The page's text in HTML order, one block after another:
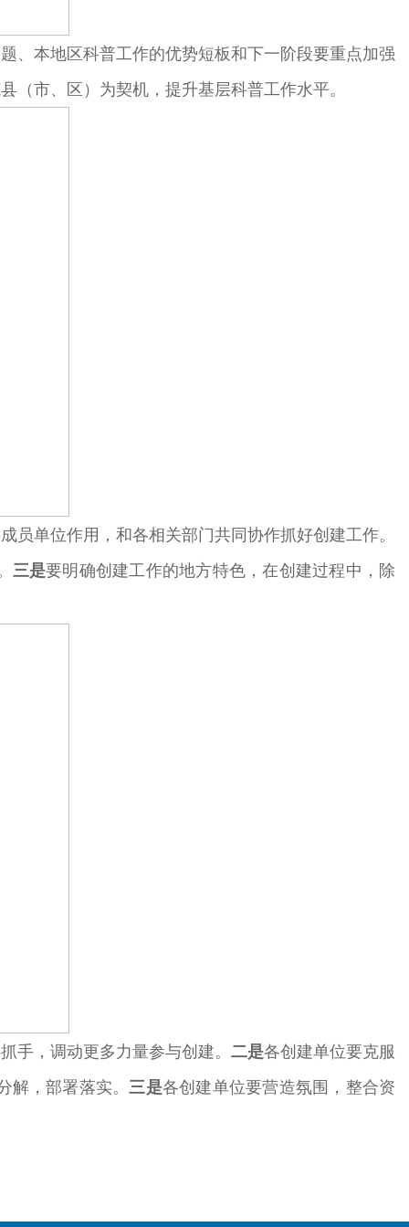
、本地区科普工作的优势短板和下一阶段要重点加强
市、区）为契机，提升基层科普工作水平。
单位作用，和各相关部门共同协作抓好创建工作。
三是要明确创建工作的地方特色，在创建过程中，除
手，调动更多力量参与创建。 二是各创建单位要克服
解，部署落实。三是各创建单位要营造氛围，整合资